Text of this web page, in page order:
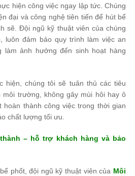
hiện công việc ngay lập tức. Chúng
đại và công nghệ tiên tiến để hút bể
sẽ. Đội ngũ kỹ thuật viên của chúng
luôn đảm bảo quy trình làm việc an
làm ảnh hưởng đến sinh hoạt hàng
hiện, chúng tôi sẽ tuân thủ các tiêu
môi trường, không gây mùi hôi hay ô
hoàn thành công việc trong thời gian
chất lượng tối ưu.
– hỗ trợ khách hàng và bảo
phốt, đội ngũ kỹ thuật viên của Môi